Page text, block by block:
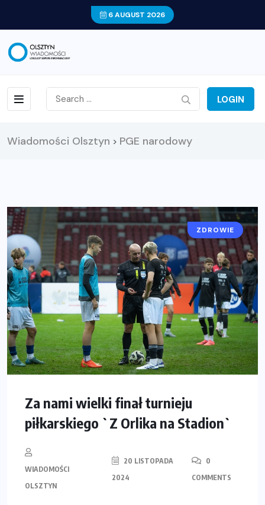
6 AUGUST 2026
LOGIN
Wiadomości Olsztyn > PGE narodowy
ZDROWIE
Za nami wielki finał turnieju
piłkarskiego `Z Orlika na Stadion`
WIADOMOŚCI
OLSZTYN
20 LISTOPADA
2024
0
COMMENTS